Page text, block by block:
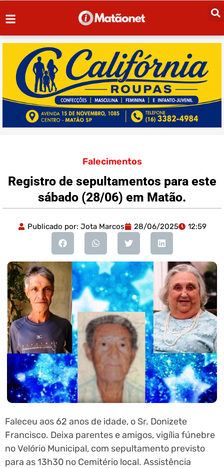
Falecimentos
Registro de sepultamentos para este
sábado (28/06) em Matão.
Publicado por: Jota Marcos 28/06/2025 12:59
Faleceu aos 62 anos de idade, o Sr. Donizete
Francisco. Deixa parentes e amigos, vigília fúnebre
no Velório Municipal, com sepultamento previsto
para as 13h30 no Cemitério local. Assistência